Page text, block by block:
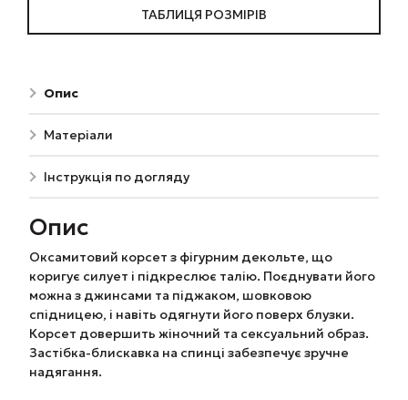
ТАБЛИЦЯ РОЗМІРІВ
Опис
Матеріали
Інструкція по догляду
Опис
Оксамитовий корсет з фігурним декольте, що
коригує силует і підкреслює талію. Поєднувати його
можна з джинсами та піджаком, шовковою
спідницею, і навіть одягнути його поверх блузки.
Корсет довершить жіночний та сексуальний образ.
Застібка-блискавка на спинці забезпечує зручне
надягання.